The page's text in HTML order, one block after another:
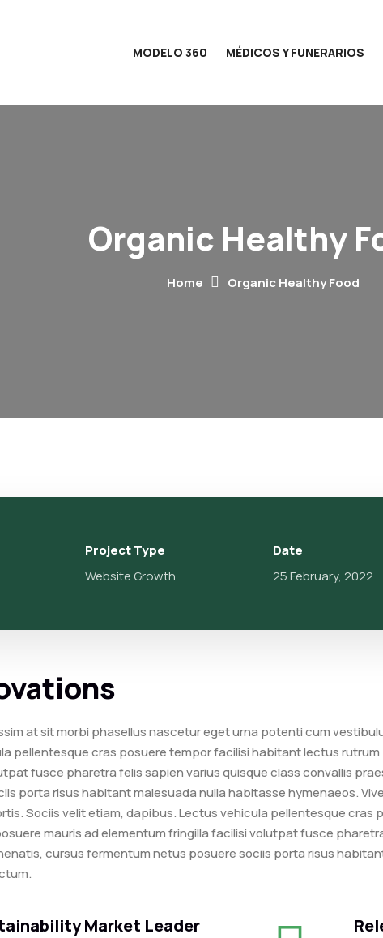
MODELO 360 MÉDICOS Y FUNERARIOS
Organic Healthy
Home Organic Healthy Food
Project Type
Website Growth
Date
25 February, 2022
at sit morbi phasellus nascetur eget urna potenti cum
pellentesque cras posuere tempor facilisi habitant lectus
fusce pharetra felis sapien varius quisque class convallis
porta risus habitant malesuada nulla habitasse hymenaeos.
Sociis velit etiam, dapibus. Lectus vehicula pellentesque
mauris ad elementum fringilla facilisi volutpat fusce
cursus fermentum netus posuere sociis porta risus
Market Leader